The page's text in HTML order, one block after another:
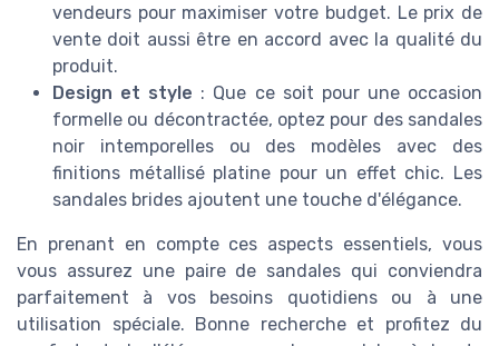
vendeurs pour maximiser votre budget. Le prix de
vente doit aussi être en accord avec la qualité du
produit.
Design et style : Que ce soit pour une occasion
formelle ou décontractée, optez pour des sandales
noir intemporelles ou des modèles avec des
finitions métallisé platine pour un effet chic. Les
sandales brides ajoutent une touche d'élégance.
En prenant en compte ces aspects essentiels, vous
vous assurez une paire de sandales qui conviendra
parfaitement à vos besoins quotidiens ou à une
utilisation spéciale. Bonne recherche et profitez du